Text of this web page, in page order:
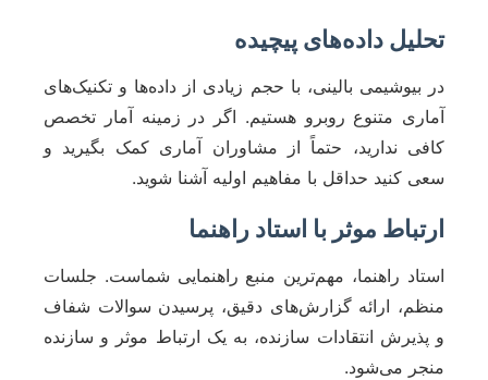
تحلیل داده‌های پیچیده
در بیوشیمی بالینی، با حجم زیادی از داده‌ها و تکنیک‌های
آماری متنوع روبرو هستیم. اگر در زمینه آمار تخصص
کافی ندارید، حتماً از مشاوران آماری کمک بگیرید و
سعی کنید حداقل با مفاهیم اولیه آشنا شوید.
ارتباط موثر با استاد راهنما
استاد راهنما، مهم‌ترین منبع راهنمایی شماست. جلسات
منظم، ارائه گزارش‌های دقیق، پرسیدن سوالات شفاف
و پذیرش انتقادات سازنده، به یک ارتباط موثر و سازنده
منجر می‌شود.